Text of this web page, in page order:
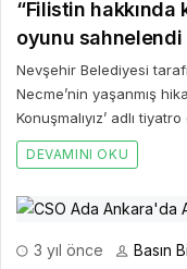
“Filistin hakkında
oyunu sahnelendi
Nevşehir Belediyesi
Necme’nin yaşanmış
Konuşmalıyız’ adlı
DEVAMINI OKU
3 yıl önce Basın